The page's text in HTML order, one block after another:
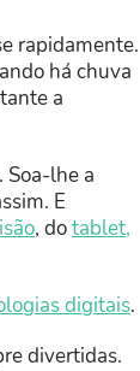
rapidamente.
há chuva
a
Soa-lhe a
E
, dotablet,
digitais.
divertidas.